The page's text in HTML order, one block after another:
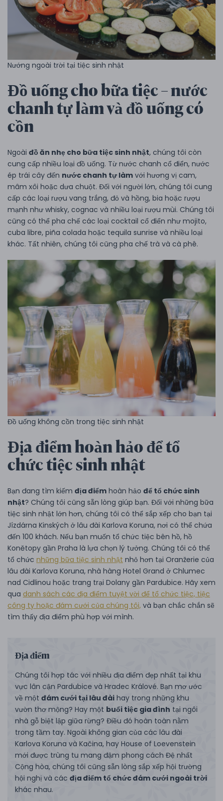
Nướng ngoài trời tại tiệc sinh nhật
Đồ uống cho bữa tiệc – nước
chanh tự làm và đồ uống có
cồn
Ngoài đồ ăn nhẹ cho bữa tiệc sinh nhật, chúng tôi còn
cung cấp nhiều loại đồ uống. Từ nước chanh cổ điển, nước
ép trái cây đến nước chanh tự làm với hương vị cam,
mâm xôi hoặc dưa chuột. Đối với người lớn, chúng tôi cung
cấp các loại rượu vang trắng, đỏ và hồng, bia hoặc rượu
mạnh như whisky, cognac và nhiều loại rượu mùi. Chúng tôi
cũng có thể pha chế các loại cocktail cổ điển như mojito,
cuba libre, piña colada hoặc tequila sunrise và nhiều loại
khác. Tất nhiên, chúng tôi cũng pha chế trà và cà phê.
Đồ uống không cồn trong tiệc sinh nhật
Địa điểm hoàn hảo để tổ
chức tiệc sinh nhật
Bạn đang tìm kiếm địa điểm hoàn hảo để tổ chức sinh
nhật? Chúng tôi cũng sẵn lòng giúp bạn. Đối với những bữa
tiệc sinh nhật lớn hơn, chúng tôi có thể sắp xếp cho bạn tại
Jízdárna Kinských ở lâu đài Karlova Koruna, nơi có thể chứa
đến 100 khách. Nếu bạn muốn tổ chức tiệc bên hồ, hồ
Konětopy gần Praha là lựa chọn lý tưởng. Chúng tôi có thể
tổ chức những bữa tiệc sinh nhật nhỏ hơn tại Oranžerie của
lâu đài Karlova Koruna, nhà hàng Hotel Grand ở Chlumec
nad Cidlinou hoặc trang trại Dolany gần Pardubice. Hãy xem
qua danh sách các địa điểm tuyệt vời để tổ chức tiệc, tiệc
công ty hoặc đám cưới của chúng tôi, và bạn chắc chắn sẽ
tìm thấy địa điểm phù hợp với mình.
Địa điểm
Chúng tôi hợp tác với nhiều địa điểm đẹp nhất tại khu
vực lân cận Pardubice và Hradec Králové. Bạn mơ ước
về một đám cưới tại lâu đài hay trong những khu
vườn thơ mộng? Hay một buổi tiệc gia đình tại ngôi
nhà gỗ biệt lập giữa rừng? Điều đó hoàn toàn nằm
trong tầm tay. Ngoài không gian của các lâu đài
Karlova Koruna và Kačina, hay House of Loevenstein
mới được trùng tu mang đậm phong cách Đệ nhất
Cộng hòa, chúng tôi cũng sẵn lòng sắp xếp hội trường
hội nghị và các địa điểm tổ chức đám cưới ngoài trời
khác nhau.